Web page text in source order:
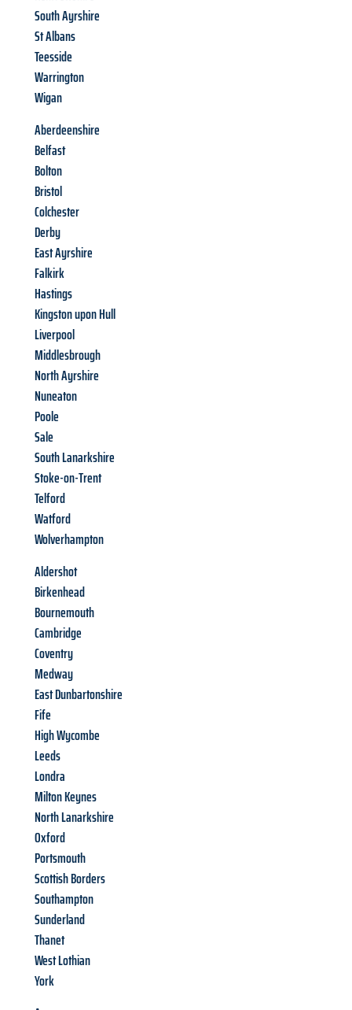
South Ayrshire
St Albans
Teesside
Warrington
Wigan
Aberdeenshire
Belfast
Bolton
Bristol
Colchester
Derby
East Ayrshire
Falkirk
Hastings
Kingston upon Hull
Liverpool
Middlesbrough
North Ayrshire
Nuneaton
Poole
Sale
South Lanarkshire
Stoke-on-Trent
Telford
Watford
Wolverhampton
Aldershot
Birkenhead
Bournemouth
Cambridge
Coventry
Medway
East Dunbartonshire
Fife
High Wycombe
Leeds
Londra
Milton Keynes
North Lanarkshire
Oxford
Portsmouth
Scottish Borders
Southampton
Sunderland
Thanet
West Lothian
York